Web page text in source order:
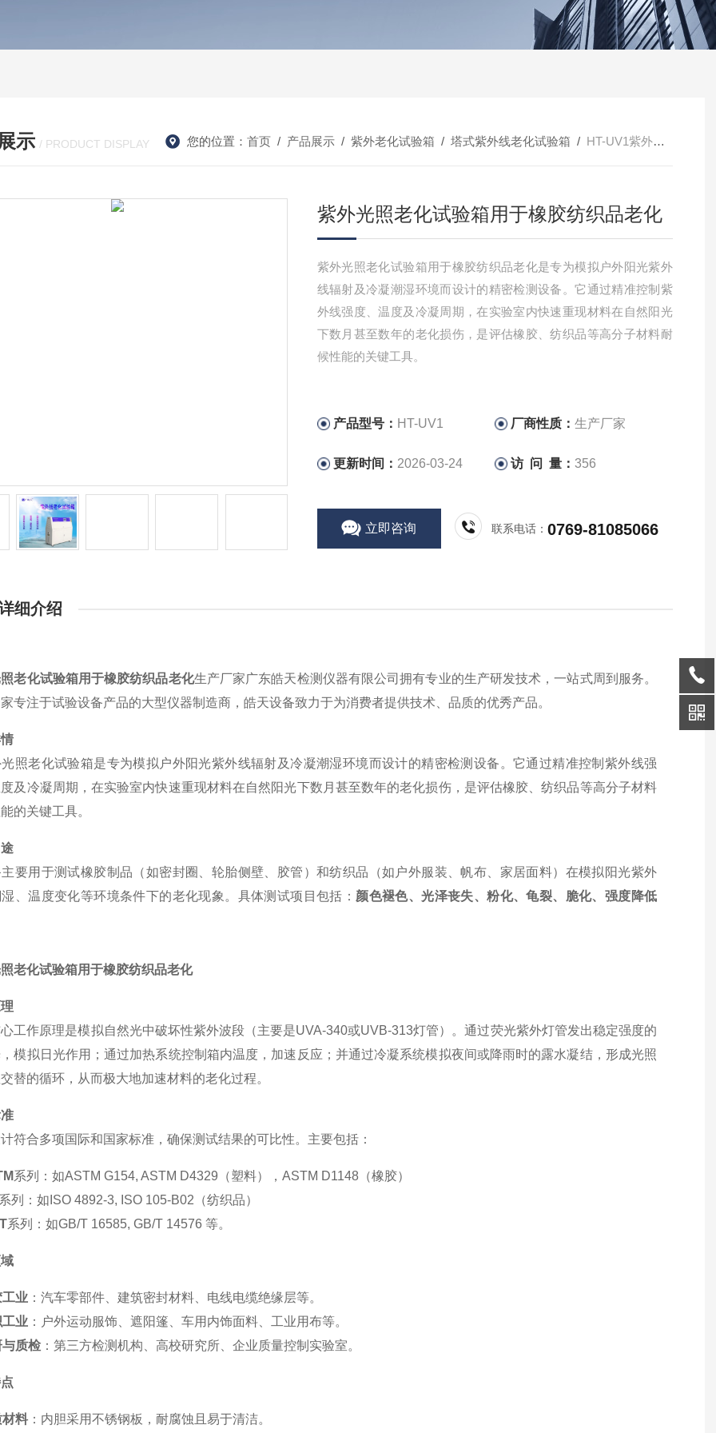
示 / PRODUCT DISPLAY 您的位置： 首页/ 产品展示/ 紫外老化试验箱 / 塔式紫外线老化试验箱 / HT-UV1紫外光照老化试验箱用于橡胶纺织品老化
紫外光照老化试验箱用于橡胶纺织品老化
紫外光照老化试验箱用于橡胶纺织品老化是专为模拟户外阳光紫外
线辐射及冷凝潮湿环境而设计的精密检测设备。它通过精准控制紫
外线强度、温度及冷凝周期，在实验室内快速重现材料在自然阳光
下数月甚至数年的老化损伤，是评估橡胶、纺织品等高分子材料耐
候性能的关键工具。
产品型号： HT-UV1 厂商性质：生产厂家
更新时间： 2026-03-24 访 问 量：356
立即咨询 联系电话：0769-81085066
细介绍
老化试验箱用于橡胶纺织品老化生产厂家广东皓天检测仪器有限公司拥有专业的生产研发技术，一站式周到服务。
专注于试验设备产品的大型仪器制造商，皓天设备致力于为消费者提供技术、品质的优秀产品。
照老化试验箱是专为模拟户外阳光紫外线辐射及冷凝潮湿环境而设计的精密检测设备。它通过精准控制紫外线强
及冷凝周期，在实验室内快速重现材料在自然阳光下数月甚至数年的老化损伤，是评估橡胶、纺织品等高分子材料
的关键工具。
要用于测试橡胶制品（如密封圈、轮胎侧壁、胶管）和纺织品（如户外服装、帆布、家居面料）在模拟阳光紫外
、温度变化等环境条件下的老化现象。具体测试项目包括： 颜色褪色、光泽丧失、粉化、龟裂、脆化、强度降低
老化试验箱用于橡胶纺织品老化
工作原理是模拟自然光中破坏性紫外波段（主要是UVA-340或UVB-313灯管）。通过荧光紫外灯管发出稳定强度的
模拟日光作用；通过加热系统控制箱内温度，加速反应；并通过冷凝系统模拟夜间或降雨时的露水凝结，形成光照
替的循环，从而极大地加速材料的老化过程。
符合多项国际和国家标准，确保测试结果的可比性。主要包括：
系列：如ASTM G154, ASTM D4329（塑料），ASTM D1148（橡胶）
列：如ISO 4892-3, ISO 105-B02（纺织品）
系列：如GB/T 16585, GB/T 14576 等。
业 ：汽车零部件、建筑密封材料、电线电缆绝缘层等。
业 ：户外运动服饰、遮阳篷、车用内饰面料、工业用布等。
质检 ：第三方检测机构、高校研究所、企业质量控制实验室。
料 ：内胆采用不锈钢板，耐腐蚀且易于清洁。